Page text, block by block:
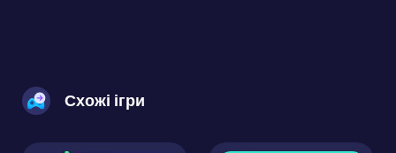
Схожі ігри